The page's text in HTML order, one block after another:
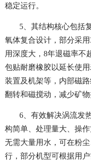
稳定运行。
5、其结构核心包括
氧体复合设计，部分采
用深度大，8年退磁率不
包贴耐磨橡胶以延长使
装置及机架等，内部磁
翻转和磁搅动，减少矿物
6、有效解决涡流发
构简单、处理量大、操
无需大量用水，可在粉
行，部分机型可根据用